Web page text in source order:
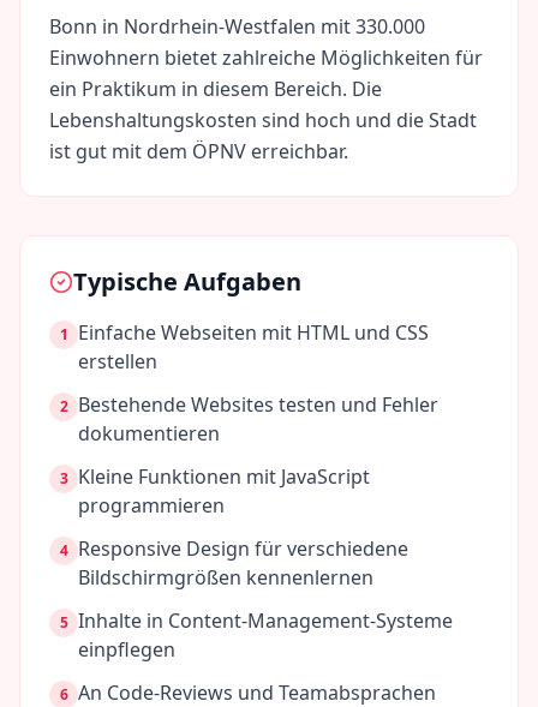
Bonn in Nordrhein-Westfalen mit330.000
Einwohnern bietet zahlreiche Möglichkeiten für
ein Praktikum in diesem Bereich. Die
Lebenshaltungskosten sind hoch und die Stadt
ist gut mit dem ÖPNV erreichbar.
Typische Aufgaben
1
Einfache Webseiten mit HTML und CSS
erstellen
2 Bestehende Websites testen und Fehler
dokumentieren
3 Kleine Funktionen mit JavaScript
programmieren
4 Responsive Design für verschiedene
Bildschirmgrößen kennenlernen
5 Inhalte in Content-Management-Systeme
einpflegen
6 An Code-Reviews und Teamabsprachen